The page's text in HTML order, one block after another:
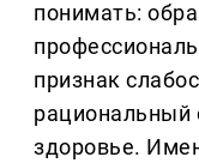
понимать:
признак
рациональный
здоровье.